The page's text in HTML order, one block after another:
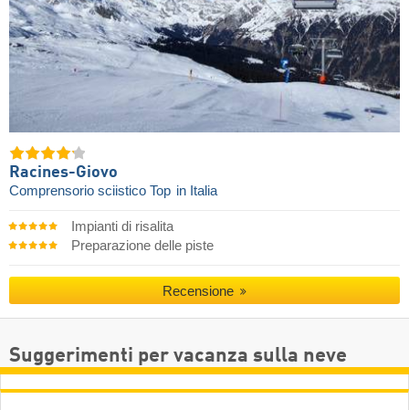
Racines-Giovo
Comprensorio sciistico Top in Italia
Impianti di risalita
Preparazione delle piste
Recensione
Suggerimenti per vacanza sulla neve